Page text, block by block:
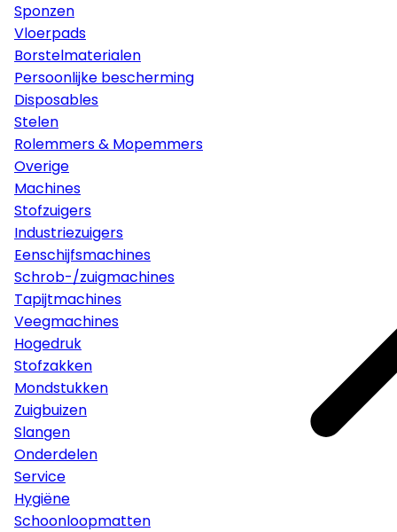
Sponzen
Vloerpads
Borstelmaterialen
Persoonlijke bescherming
Disposables
Stelen
Rolemmers & Mopemmers
Overige
Machines
Stofzuigers
Industriezuigers
Eenschijfsmachines
Schrob-/zuigmachines
Tapijtmachines
Veegmachines
Hogedruk
Stofzakken
Mondstukken
Zuigbuizen
Slangen
Onderdelen
Service
Hygiëne
Schoonloopmatten